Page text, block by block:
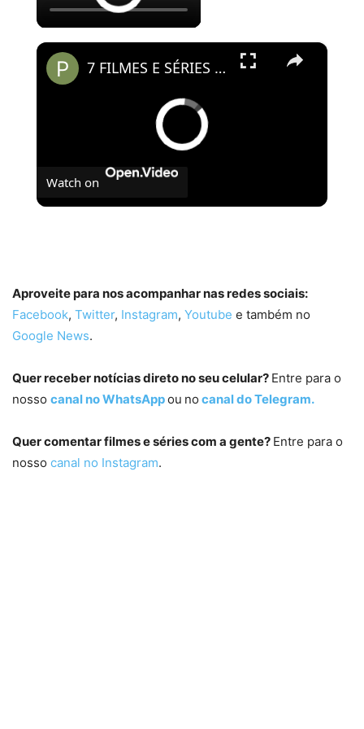
×
7 FILMES E SÉRIES PRA VER AGORA NO DISNEY PLUS
Watch on
Aproveite para nos acompanhar nas redes sociais:
Facebook, Twitter, Instagram, Youtube e também no
Google News.
Quer receber notícias direto no seu celular? Entre para o
nosso canal no WhatsAppou no canal do Telegram.
Quer comentar filmes e séries com a gente? Entre para o
nosso canal no Instagram.